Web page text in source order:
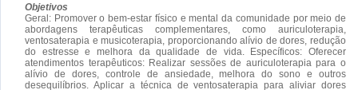
Objetivos
Geral: Promover o bem-estar físico e mental da comunidade por meio de
abordagens terapêuticas complementares, como auriculoterapia,
ventosaterapia e musicoterapia, proporcionando alívio de dores, redução
do estresse e melhora da qualidade de vida. Específicos: Oferecer
atendimentos terapêuticos: Realizar sessões de auriculoterapia para o
alívio de dores, controle de ansiedade, melhora do sono e outros
desequilíbrios. Aplicar a técnica de ventosaterapia para aliviar dores